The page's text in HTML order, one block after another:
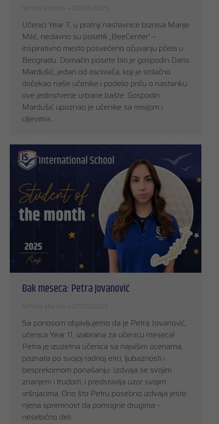
School stories 30/05/2025
Učenici Year 7, u pratnji nastavnice biznisa Marije
Milić, nedavno su posetili „BeeCenter” –
inspirativno mesto posvećeno očuvanju pčela u
Beogradu. Domaćin posete bio je gospodin Dario
Mardušić, jedan od osnivača, koji je srdačno
dočekao naše učenike i podelio priču o nastanku
ove jedinstvene urbane bašte. Gospodin
Mardušić upoznao je učenike sa misijom i
ciljevima…
Đak meseca: Petra Jovanović
School stories 27/05/2025
Sa ponosom objavljujemo da je Petra Jovanović,
učenica Year 11, izabrana za učenicu meseca!
Petra je izuzetna učenica sa najvišim ocenama,
poznata po svojoj radnoj etici, ljubaznosti i
besprekornom ponašanju. Izdvaja se svojim
znanjem i trudom, i predstavlja uzor svojim
vršnjacima. Ono što Petru posebno izdvaja jeste
njena spremnost da pomogne drugima –
nesebično deli…